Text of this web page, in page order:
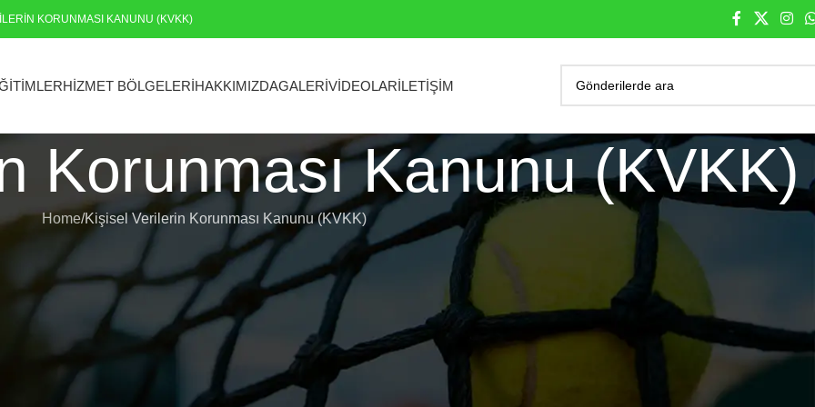
KORUNMASI KANUNU (KVKK)
HIZMET BÖLGELERIHAKKIMIZDAGALERIVIDEOLARİLETIŞIM
Korunması Kanunu (KVKK)
Home Kişisel Verilerin Korunması Kanunu (KVKK)
verilerinin güvenliğini korumaya önem veriyoruz. Bu sayfada, 6698 sayılı Kişisel Verilerin Korunması Kanunu (“KVKK”)
13 92 E-posta: info@ozelteniskursu.com